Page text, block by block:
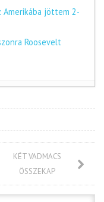
Amerikába jöttem 2-
Roosevelt
KÉT VADMACS
ÖSSZEKAP